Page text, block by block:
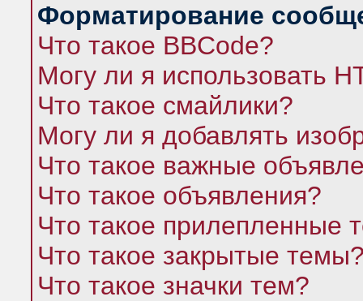
Форматирование
Что такое BBCode?
Могу ли я использовать
Что такое смайлики?
Могу ли я добавлять
Что такое важные
Что такое объявления?
Что такое прилепленные
Что такое закрытые
Что такое значки тем?